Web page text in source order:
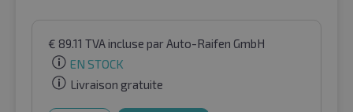
€ 89.11 TVA incluse par Auto-Raifen GmbH
EN STOCK
Livraison gratuite